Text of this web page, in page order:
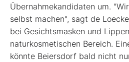
Übernahmekandidaten um.
selbst machen", sagt de
bei Gesichtsmasken und
naturkosmetischen Bereich.
könnte Beiersdorf bald nicht